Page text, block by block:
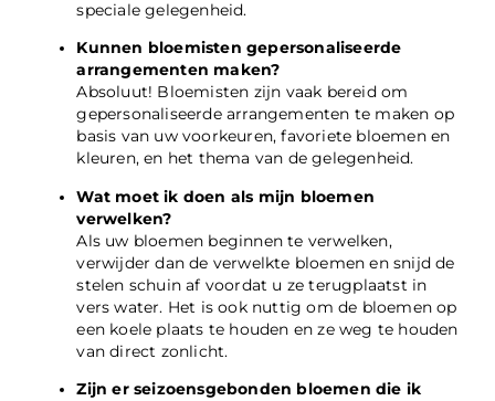
speciale gelegenheid.
Kunnen bloemisten gepersonaliseerde
arrangementen maken?
Absoluut! Bloemisten zijn vaak bereid om
gepersonaliseerde arrangementen te maken op
basis van uw voorkeuren, favoriete bloemen en
kleuren, en het thema van de gelegenheid.
Wat moet ik doen als mijn bloemen
verwelken?
Als uw bloemen beginnen te verwelken,
verwijder dan de verwelkte bloemen en snijd de
stelen schuin af voordat u ze terugplaatst in
vers water. Het is ook nuttig om de bloemen op
een koele plaats te houden en ze weg te houden
van direct zonlicht.
Zijn er seizoensgebonden bloemen die ik